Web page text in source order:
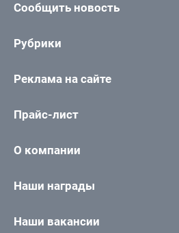
Сообщить новость
Рубрики
Реклама на сайте
Прайс-лист
О компании
Наши награды
Наши вакансии